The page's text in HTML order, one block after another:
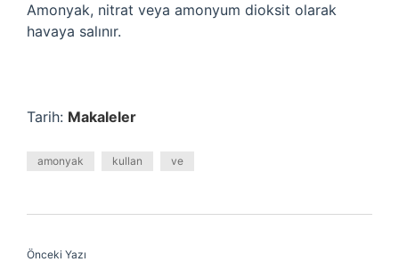
Amonyak, nitrat veya amonyum dioksit olarak
havaya salınır.
Tarih: Makaleler
amonyak kullan ve
Önceki Yazı